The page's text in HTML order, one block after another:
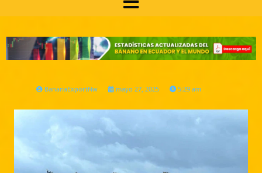
BananaExportNw mayo 27, 2025 5:29 am